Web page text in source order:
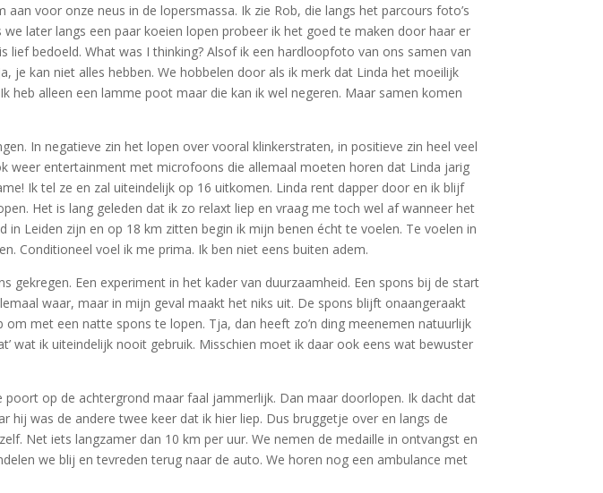
voor onze neus in de lopersmassa. Ik zie Rob, die langs het parcours foto’s
later langs een paar koeien lopen probeer ik het goed te maken door haar er
bedoeld. What was I thinking? Alsof ik een hardloopfoto van ons samen van
kan niet alles hebben. We hobbelen door als ik merk dat Linda het moeilijk
alleen een lamme poot maar die kan ik wel negeren. Maar samen komen
In negatieve zin het lopen over vooral klinkerstraten, in positieve zin heel veel
weer entertainment met microfoons die allemaal moeten horen dat Linda jarig
Ik tel ze en zal uiteindelijk op 16 uitkomen. Linda rent dapper door en ik blijf
Het is lang geleden dat ik zo relaxt liep en vraag me toch wel af wanneer het
Leiden zijn en op 18 km zitten begin ik mijn benen écht te voelen. Te voelen in
Conditioneel voel ik me prima. Ik ben niet eens buiten adem.
Een experiment in het kader van duurzaamheid. Een spons bij de start
waar, maar in mijn geval maakt het niks uit. De spons blijft onaangeraakt
met een natte spons te lopen. Tja, dan heeft zo’n ding meenemen natuurlijk
wat ik uiteindelijk nooit gebruik. Misschien moet ik daar ook eens wat bewuster
op de achtergrond maar faal jammerlijk. Dan maar doorlopen. Ik dacht dat
was de andere twee keer dat ik hier liep. Dus bruggetje over en langs de
Net iets langzamer dan 10 km per uur. We nemen de medaille in ontvangst en
we blij en tevreden terug naar de auto. We horen nog een ambulance met